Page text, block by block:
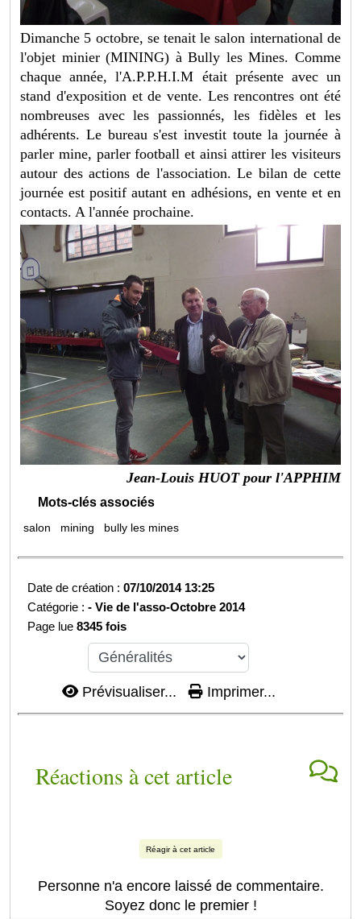
Dimanche 5 octobre, se tenait le salon international de
l'objet minier (MINING) à Bully les Mines. Comme
chaque année, l'A.P.P.H.I.M était présente avec un
stand d'exposition et de vente. Les rencontres ont été
nombreuses avec les passionnés, les fidèles et les
adhérents. Le bureau s'est investit toute la journée à
parler mine, parler football et ainsi attirer les visiteurs
autour des actions de l'association. Le bilan de cette
journée est positif autant en adhésions, en vente et en
contacts. A l'année prochaine.
Jean-Louis HUOT pour l'APPHIM
Mots-clés associés
salon mining bully les mines
Date de création :07/10/2014 13:25
Catégorie :-Vie de l'asso-Octobre 2014
Page lue8345 fois
Prévisualiser... Imprimer...
Réactions à cet article
Réagir à cet article
Personne n'a encore laissé de commentaire.
Soyez donc le premier !